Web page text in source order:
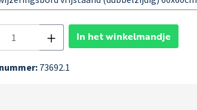
In het winkelmandje
73692.1